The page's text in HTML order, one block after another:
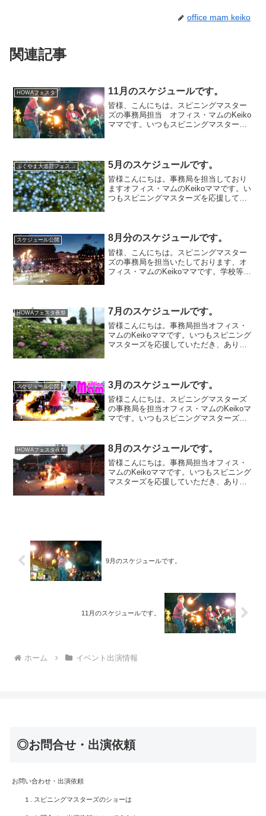
office mam keiko
関連記事
HOWAフェスタ 11月のスケジュールです。
皆様、こんにちは。スピニングマスター
ズの事務局担当 オフィス・マムのKeiko
ママです。いつもスピニングマスターズ
年はいつまでも暑...
ふくやま大道芸フェスティバル」 5月のスケジュールです。
皆様こんにちは。事務局を担当しており
ますオフィス・マムのKeikoママです。い
つもスピニングマスターズを応援してい
く、毎年このGWま...
スケジュール公開 8月分のスケジュールです。
皆様、こんにちは。スピニングマスター
ズの事務局を担当いたしております、オ
フィス・マムのKeikoママです。学校等は
うことが少なかっ...
HOWAフェスタ夜祭 7月のスケジュールです。
皆様こんにちは。事務局担当オフィス・
マムのKeikoママです。いつもスピニング
マスターズを応援していただき、ありが
やってきます...
スケジュール公開 3月のスケジュールです。
皆様こんにちは。スピニングマスターズ
の事務局を担当オフィス・マムのKeikoマ
マです。いつもスピニングマスターズを
寒い日が多かったのに、急に暖かくなっ
HOWAフェスタ夜祭 8月のスケジュールです。
皆様こんにちは。事務局担当オフィス・
マムのKeikoママです。いつもスピニング
マスターズを応援していただき、ありが
9月のスケジュールです。
11月のスケジュールです。
ホーム イベント出演情報
◎お問合せ・出演依頼
お問い合わせ・出演依頼
１. スピニングマスターズのショーは